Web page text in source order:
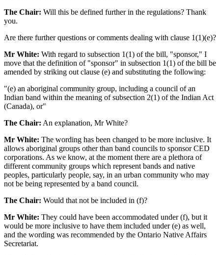
The Chair: Will this be defined further in the regulations? Thank
you.
Are there further questions or comments dealing with clause 1(1)(e)?
Mr White: With regard to subsection 1(1) of the bill, "sponsor," I
move that the definition of "sponsor" in subsection 1(1) of the bill be
amended by striking out clause (e) and substituting the following:
"(e) an aboriginal community group, including a council of an
Indian band within the meaning of subsection 2(1) of the Indian Act
(Canada), or"
The Chair: An explanation, Mr White?
Mr White: The wording has been changed to be more inclusive. It
allows aboriginal groups other than band councils to sponsor CED
corporations. As we know, at the moment there are a plethora of
different community groups which represent bands and native
peoples, particularly people, say, in an urban community who may
not be being represented by a band council.
The Chair: Would that not be included in (f)?
Mr White: They could have been accommodated under (f), but it
would be more inclusive to have them included under (e) as well,
and the wording was recommended by the Ontario Native Affairs
Secretariat.